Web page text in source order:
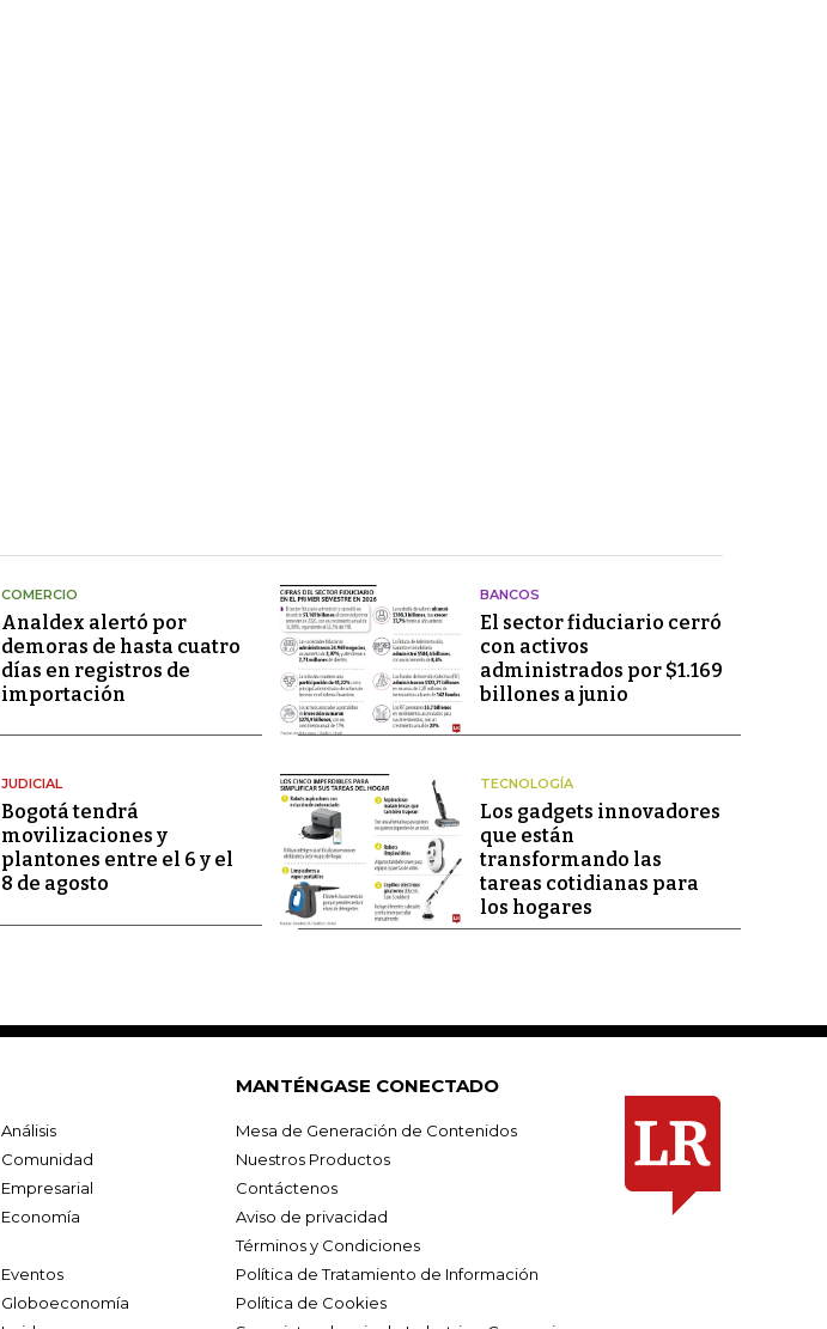
COMERCIO
Analdex alertó por
demoras de hasta cuatro
días en registros de
importación
BANCOS
El sector fiduciario cerró
con activos
administrados por $1.169
billones a junio
JUDICIAL
Bogotá tendrá
movilizaciones y
plantones entre el 6 y el
8 de agosto
TECNOLOGÍA
Los gadgets innovadores
que están
transformando las
tareas cotidianas para
los hogares
Análisis
Comunidad
Empresarial
Economía
Eventos
Globoeconomía
MANTÉNGASE CONECTADO
Mesa de Generación de Contenidos
Nuestros Productos
Contáctenos
Aviso de privacidad
Términos y Condiciones
Política de Tratamiento de Información
Política de Cookies